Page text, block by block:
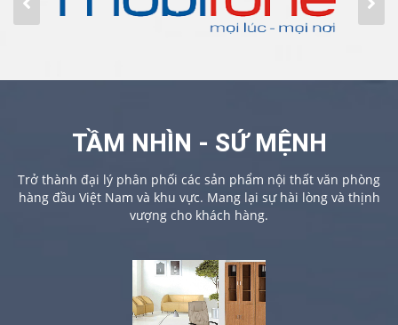
TẦM NHÌN - SỨ MỆNH
Trở thành đại lý phân phối các sản phẩm nội thất văn phòng
hàng đầu Việt Nam và khu vực. Mang lại sự hài lòng và thịnh
vượng cho khách hàng.